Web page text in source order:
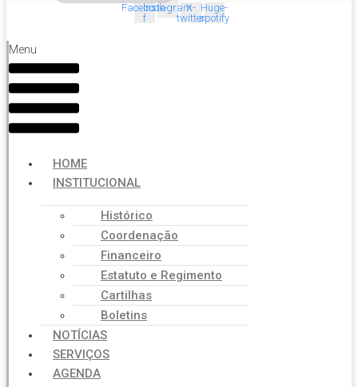
Facebook-
f
InstagramX-
twitter
Huge-
spotify
Menu
HOME
INSTITUCIONAL
Histórico
Coordenação
Financeiro
Estatuto e Regimento
Cartilhas
Boletins
NOTÍCIAS
SERVIÇOS
AGENDA